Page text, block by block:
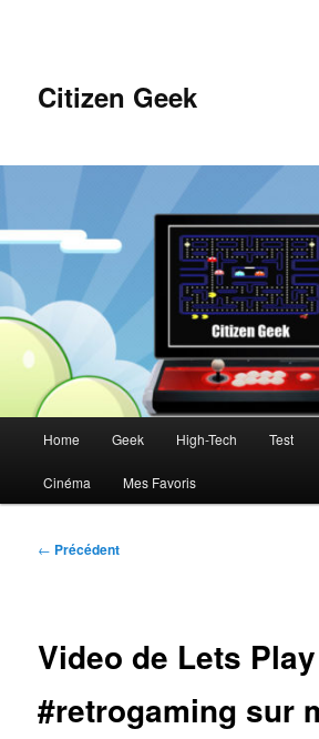
Citizen Geek
Home Geek High-Tech Test
Cinéma Mes Favoris
Navigation
← Précédent
Video de Lets Play
#retrogaming sur